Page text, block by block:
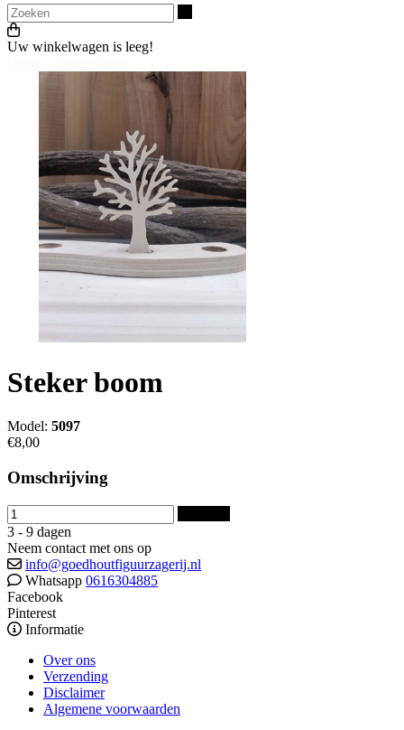
Uw winkelwagen is leeg!
Steker boom
Model: 5097
€8,00
Omschrijving
3 - 9 dagen
Neem contact met ons op
info@goedhoutfiguurzagerij.nl
Whatsapp 0616304885
Facebook
Pinterest
Informatie
Over ons
Verzending
Disclaimer
Algemene voorwaarden